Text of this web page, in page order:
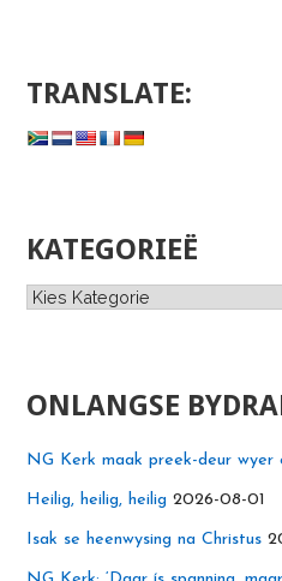
TRANSLATE:
KATEGORIEË
Kategorieë
ONLANGSE
NG Kerk maak preek-deur wyer
Heilig, heilig, heilig 2026-08-01
Isak se heenwysing na Christus